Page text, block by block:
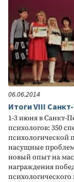
06.06.2014
Итоги VIII
1-3 июня в Санкт-
психологов: 350
психологической
насущные
новый опыт на
награждения
психологического